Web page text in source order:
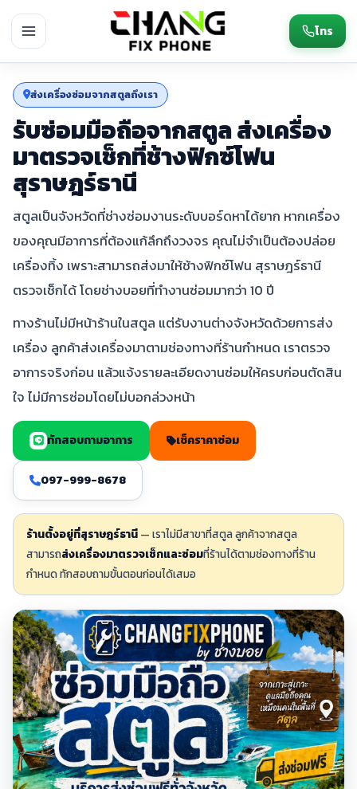
โทร
ส่งเครื่องซ่อมจากสตูลถึงเรา
รับซ่อมมือถือจากสตูล ส่งเครื่อง
มาตรวจเช็กที่ช้างฟิกซ์โฟน
สุราษฎร์ธานี
สตูลเป็นจังหวัดที่ช่างซ่อมงานระดับบอร์ดหาได้ยาก หากเครื่อง
ของคุณมีอาการที่ต้องแก้ลึกถึงวงจร คุณไม่จำเป็นต้องปล่อย
เครื่องทิ้ง เพราะสามารถส่งมาให้ช้างฟิกซ์โฟน สุราษฎร์ธานี
ตรวจเช็กได้ โดยช่างบอยที่ทำงานซ่อมมากว่า 10 ปี
ทางร้านไม่มีหน้าร้านในสตูล แต่รับงานต่างจังหวัดด้วยการส่ง
เครื่อง ลูกค้าส่งเครื่องมาตามช่องทางที่ร้านกำหนด เราตรวจ
อาการจริงก่อน แล้วแจ้งรายละเอียดงานซ่อมให้ครบก่อนตัดสิน
ใจ ไม่มีการซ่อมโดยไม่บอกล่วงหน้า
ทักสอบถามอาการ เช็คราคาซ่อม
097-999-8678
ร้านตั้งอยู่ที่สุราษฎร์ธานี — เราไม่มีสาขาที่สตูล ลูกค้าจากสตูล
สามารถส่งเครื่องมาตรวจเช็กและซ่อมที่ร้านได้ตามช่องทางที่ร้าน
กำหนด ทักสอบถามขั้นตอนก่อนได้เสมอ